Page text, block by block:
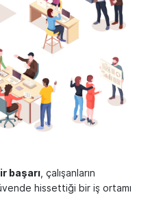
başarı, çalışanların
hissettiği bir iş ortamı